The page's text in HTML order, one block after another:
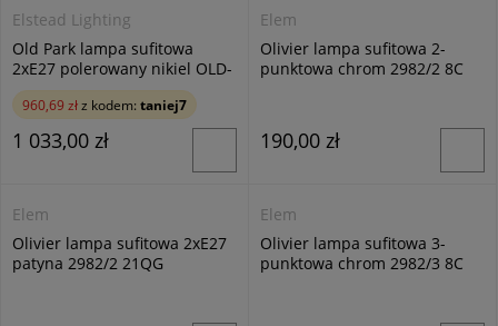
Elstead Lighting
Old Park lampa sufitowa
2xE27 polerowany nikiel OLD-
PARK-PN
960,69 złz kodem: taniej7
1 033,00 zł
Elem
Olivier lampa sufitowa 2-
punktowa chrom 2982/2 8C
190,00 zł
Elem
Olivier lampa sufitowa 2xE27
patyna 2982/2 21QG
Elem
Olivier lampa sufitowa 3-
punktowa chrom 2982/3 8C